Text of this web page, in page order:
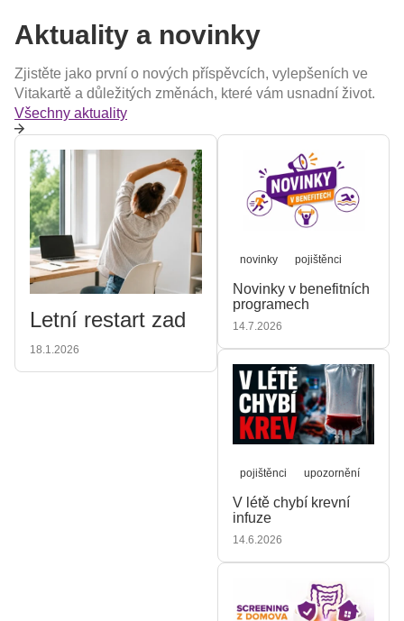
Aktuality a novinky
Zjistěte jako první o nových příspěvcích, vylepšeních ve
Vitakartě a důležitých změnách, které vám usnadní život.
Všechny aktuality
Letní restart zad
18.1.2026
novinky pojištěnci
Novinky v benefitních
programech
14.7.2026
pojištěnci upozornění
V létě chybí krevní
infuze
14.6.2026